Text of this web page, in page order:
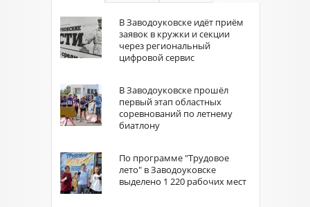
В Заводоуковске идёт приём
заявок в кружки и секции
через региональный
цифровой сервис
В Заводоуковске прошёл
первый этап областных
соревнований по летнему
биатлону
По программе "Трудовое
лето" в Заводоуковске
выделено 1 220 рабочих мест